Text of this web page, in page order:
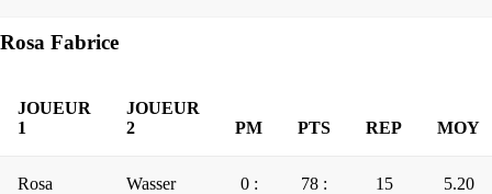
Rosa Fabrice
JOUEUR
1
JOUEUR
2
PM PTS REP MOY
Rosa
Wasser
0 :
78 :
15 5.20